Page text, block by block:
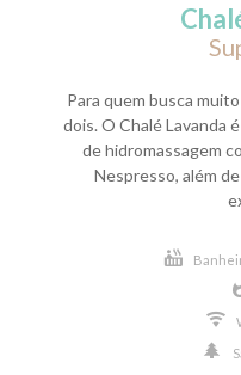
Para quem busca
dois. O Chalé Lavanda
de hidromassagem
Nespresso, além